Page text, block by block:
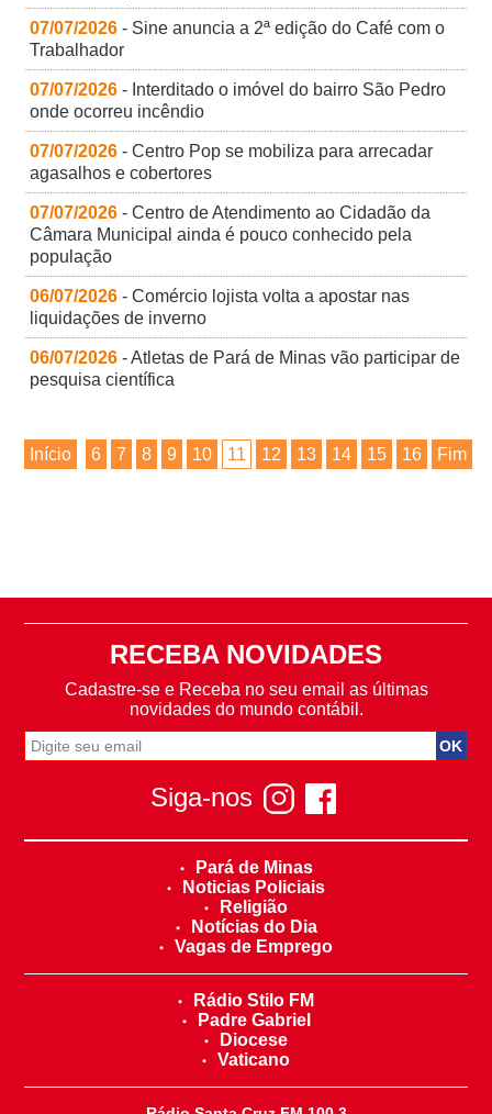
07/07/2026 - Sine anuncia a 2ª edição do Café com o
Trabalhador
07/07/2026 - Interditado o imóvel do bairro São Pedro
onde ocorreu incêndio
07/07/2026 - Centro Pop se mobiliza para arrecadar
agasalhos e cobertores
07/07/2026 - Centro de Atendimento ao Cidadão da
Câmara Municipal ainda é pouco conhecido pela
população
06/07/2026 - Comércio lojista volta a apostar nas
liquidações de inverno
06/07/2026 - Atletas de Pará de Minas vão participar de
pesquisa científica
Início 6 7 8 9 10 11 12 13 14 15 16 Fim
RECEBA NOVIDADES
Cadastre-se e Receba no seu email as últimas
novidades do mundo contábil.
Siga-nos
Pará de Minas
Noticias Policiais
Religião
Notícias do Dia
Vagas de Emprego
Rádio Stilo FM
Padre Gabriel
Diocese
Vaticano